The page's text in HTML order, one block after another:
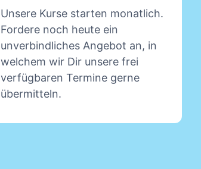
Unsere Kurse starten monatlich.
Fordere noch heute ein
unverbindliches Angebot an, in
welchem wir Dir unsere frei
verfügbaren Termine gerne
übermitteln.